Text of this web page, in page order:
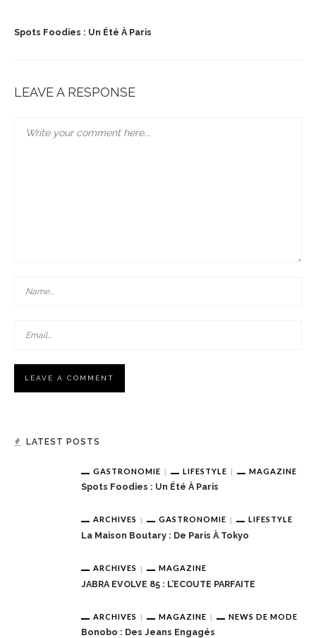
Spots Foodies : Un Été À Paris
LEAVE A RESPONSE
LATEST POSTS
GASTRONOMIE LIFESTYLE MAGAZINE
Spots Foodies : Un Été À Paris
ARCHIVES GASTRONOMIE LIFESTYLE
La Maison Boutary : De Paris À Tokyo
ARCHIVES MAGAZINE
JABRA EVOLVE 85 : L’ECOUTE PARFAITE
ARCHIVES MAGAZINE NEWS DE MODE
Bonobo : Des Jeans Engagés